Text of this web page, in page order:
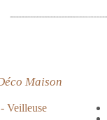
Maison
Veilleuse